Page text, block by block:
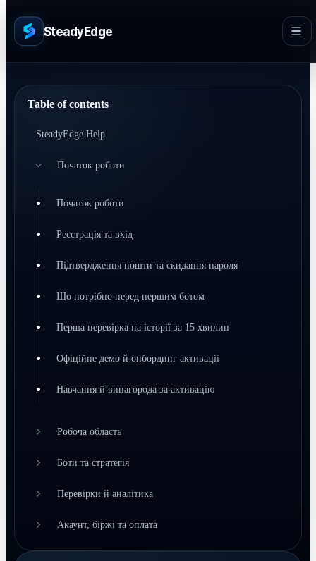
SteadyEdge
Table of contents
SteadyEdge Help
Початок роботи
Початок роботи
Реєстрація та вхід
Підтвердження пошти та скидання пароля
Що потрібно перед першим ботом
Перша перевірка на історії за 15 хвилин
Офіційне демо й онбординг активації
Навчання й винагорода за активацію
Робоча область
Боти та стратегія
Перевірки й аналітика
Акаунт, біржі та оплата